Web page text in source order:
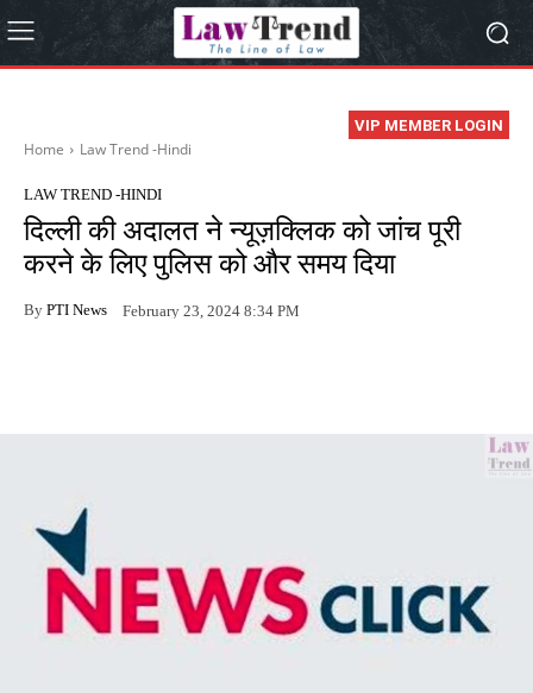
VIP MEMBER LOGIN
Home Law Trend -Hindi
LAW TREND -HINDI
दिल्ली की अदालत ने न्यूज़क्लिक को जांच पूरी
करने के लिए पुलिस को और समय दिया
By PTI News February 23, 2024 8:34 PM